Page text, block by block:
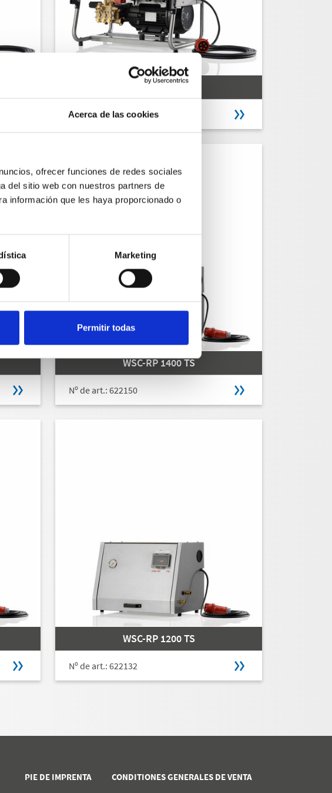
Acerca de las cookies
ofrecer funciones de redes sociales
del sitio web con nuestros partners de
información que les haya proporcionado o
Marketing
Permitir todas
WS-RP 1600 TS
Nº de art.: 622160
WSC-RP 1400 TS
Nº de art.: 622150
WSC-RP 1200 TS
Nº de art.: 622132
PIE DE IMPRENTA CONDITIONES GENERALES DE VENTA